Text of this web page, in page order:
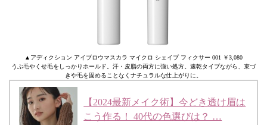
▲アディクション アイブロウマスカラ マイクロ シェイプ フィクサー 001 ￥3,080
うぶ毛やくせ毛をしっかりホールド。汗・皮脂の両方に強い処方。速乾タイプながら、束づ
きや毛を固めることなくナチュラルな仕上がりに。
【2024最新メイク術】今どき透け眉は
こう作る！ 40代の色選びは？ …